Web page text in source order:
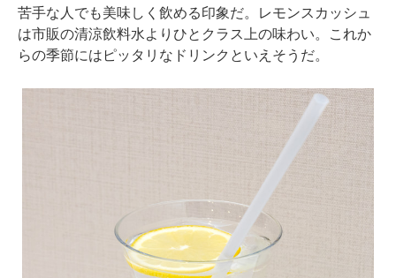
苦手な人でも美味しく飲める印象だ。レモンスカッシュ
は市販の清涼飲料水よりひとクラス上の味わい。これか
らの季節にはピッタリなドリンクといえそうだ。